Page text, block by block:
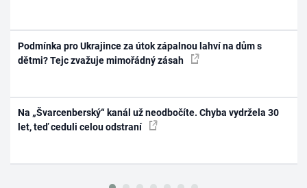
Podmínka pro Ukrajince za útok zápalnou lahví na dům s
dětmi? Tejc zvažuje mimořádný zásah
Na „Švarcenberský“ kanál už neodbočíte. Chyba vydržela 30
let, teď ceduli celou odstraní